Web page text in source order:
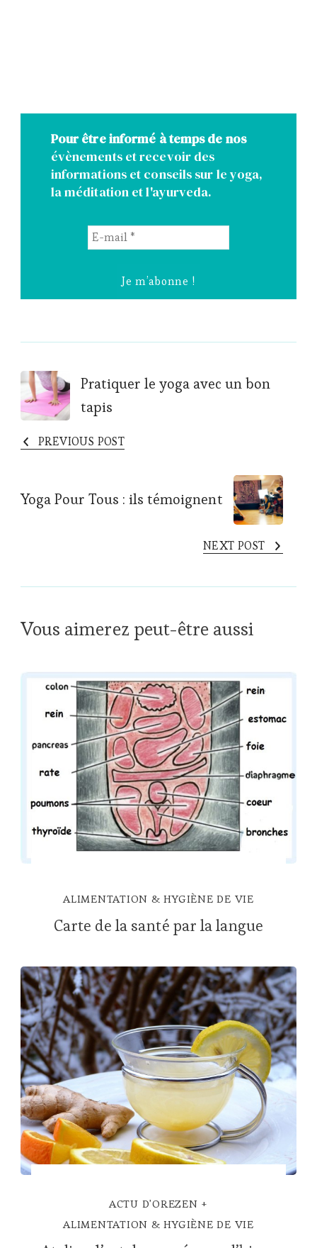
Pour être informé à temps de nos
évènements et recevoir des
informations et conseils sur le yoga,
la méditation et l'ayurveda.
*
Post
Navigation
Pratiquer le yoga avec un bon
tapis
PREVIOUS POST
Yoga Pour Tous : ils témoignent
NEXT POST
Vous aimerez peut-être aussi
ALIMENTATION & HYGIÈNE DE VIE
Carte de la santé par la langue
ACTU D'OREZEN
ALIMENTATION & HYGIÈNE DE VIE